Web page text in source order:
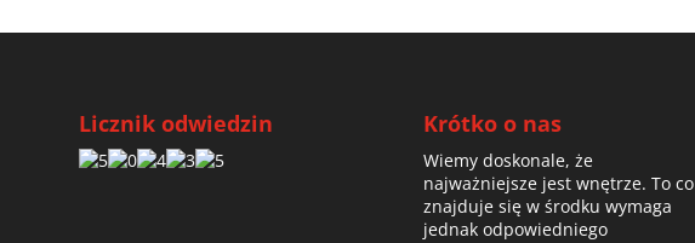
Licznik odwiedzin Krótko o nas
Wiemy doskonale, że
najważniejsze jest wnętrze. To co
znajduje się w środku wymaga
jednak odpowiedniego